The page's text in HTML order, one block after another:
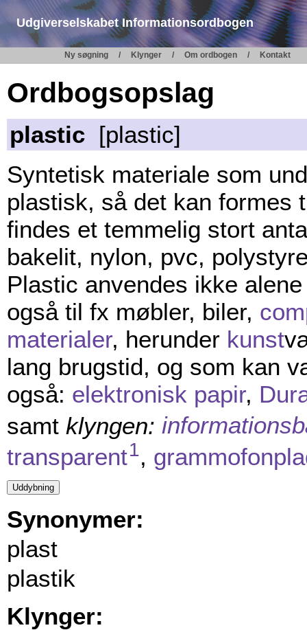
Udgiverselskabet Informationsordbogen
Ny søgning Klynger Om ordbogen Kontakt
Ordbogsopslag
plastic [plastic]
Syntetisk materiale som
plastisk, så det kan formes
findes et temmelig stort
bakelit, nylon, pvc,
Plastic anvendes ikke
også til fx møbler, biler,
materialer, herunder kunst
lang brugstid, og som kan
også: elektronisk papir,
samt klyngen:
transparent1,
Synonymer:
plast
plastik
Klynger: